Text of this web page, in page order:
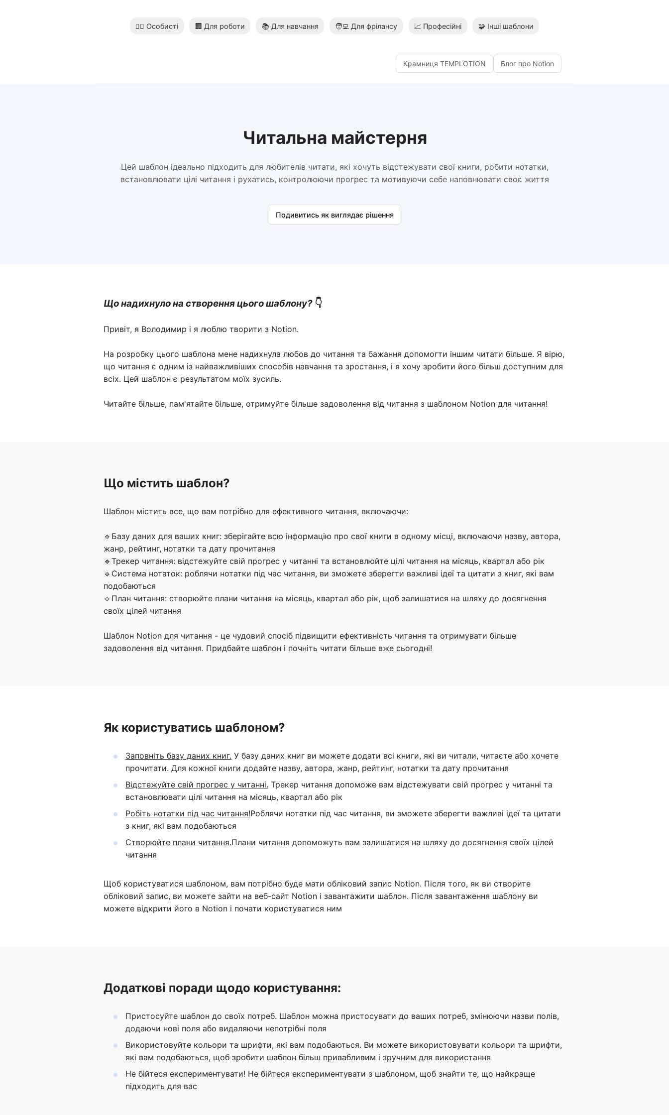
🧘‍♂️ Особисті 🏢 Для роботи 📚 Для навчання 🧑‍💻 Для фрілансу 📈 Професійні 🧩 Інші шаблони
Крамниця TEMPLOTION Блог про Notion
Читальна майстерня
Цей шаблон ідеально підходить для любителів читати, які хочуть відстежувати свої книги, робити нотатки,
встановлювати цілі читання і рухатись, контролюючи прогрес та мотивуючи себе наповнювати своє життя
Подивитись як виглядає рішення
Що надихнуло на створення цього шаблону? 👇
Привіт, я Володимир і я люблю творити з Notion.
На розробку цього шаблона мене надихнула любов до читання та бажання допомогти іншим читати більше. Я вірю,
що читання є одним із найважливіших способів навчання та зростання, і я хочу зробити його більш доступним для
всіх. Цей шаблон є результатом моїх зусиль.
Читайте більше, пам'ятайте більше, отримуйте більше задоволення від читання з шаблоном Notion для читання!
Що містить шаблон?
Шаблон містить все, що вам потрібно для ефективного читання, включаючи:
🔹Базу даних для ваших книг: зберігайте всю інформацію про свої книги в одному місці, включаючи назву, автора,
жанр, рейтинг, нотатки та дату прочитання
🔹Трекер читання: відстежуйте свій прогрес у читанні та встановлюйте цілі читання на місяць, квартал або рік
🔹Система нотаток: роблячи нотатки під час читання, ви зможете зберегти важливі ідеї та цитати з книг, які вам
подобаються
🔹План читання: створюйте плани читання на місяць, квартал або рік, щоб залишатися на шляху до досягнення
своїх цілей читання
Шаблон Notion для читання - це чудовий спосіб підвищити ефективність читання та отримувати більше
задоволення від читання. Придбайте шаблон і почніть читати більше вже сьогодні!
Як користуватись шаблоном?
Заповніть базу даних книг. У базу даних книг ви можете додати всі книги, які ви читали, читаєте або хочете
прочитати. Для кожної книги додайте назву, автора, жанр, рейтинг, нотатки та дату прочитання
Відстежуйте свій прогрес у читанні. Трекер читання допоможе вам відстежувати свій прогрес у читанні та
встановлювати цілі читання на місяць, квартал або рік
Робіть нотатки під час читання!Роблячи нотатки під час читання, ви зможете зберегти важливі ідеї та цитати
з книг, які вам подобаються
Створюйте плани читання.Плани читання допоможуть вам залишатися на шляху до досягнення своїх цілей
читання
Щоб користуватися шаблоном, вам потрібно буде мати обліковий запис Notion. Після того, як ви створите
обліковий запис, ви можете зайти на веб-сайт Notion і завантажити шаблон. Після завантаження шаблону ви
можете відкрити його в Notion і почати користуватися ним
Додаткові поради щодо користування:
Пристосуйте шаблон до своїх потреб. Шаблон можна пристосувати до ваших потреб, змінюючи назви полів,
додаючи нові поля або видаляючи непотрібні поля
Використовуйте кольори та шрифти, які вам подобаються. Ви можете використовувати кольори та шрифти,
які вам подобаються, щоб зробити шаблон більш привабливим і зручним для використання
Не бійтеся експериментувати! Не бійтеся експериментувати з шаблоном, щоб знайти те, що найкраще
підходить для вас